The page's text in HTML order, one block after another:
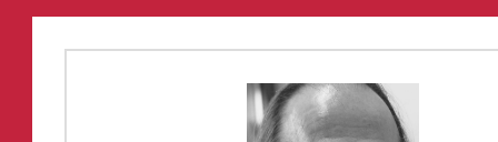
Back